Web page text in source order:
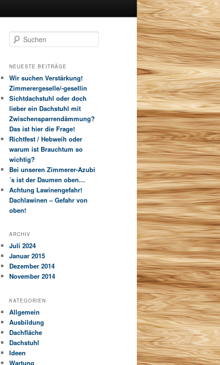
u
h
n
NEUESTE BEITRÄGE
Wir suchen Verstärkung!
Zimmerergeselle/-gesellin
Sichtdachstuhl oder doch
lieber ein Dachstuhl mit
Zwischensparrendämmung?
Das ist hier die Frage!
Richtfest / Hebweih oder
warum ist Brauchtum so
wichtig?
Bei unseren Zimmerer-Azubi
´s ist der Daumen oben…
Achtung Lawinengefahr!
Dachlawinen – Gefahr von
oben!
ARCHIV
Juli 2024
Januar 2015
Dezember 2014
November 2014
KATEGORIEN
Allgemein
Ausbildung
Dachfläche
Dachstuhl
Ideen
Wartung